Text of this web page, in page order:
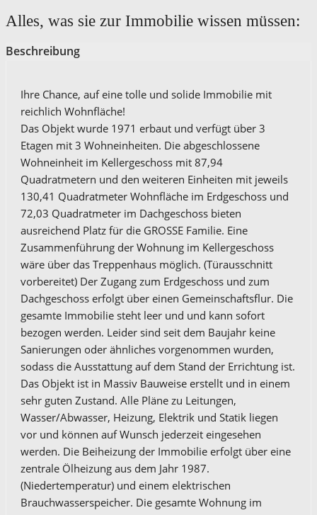
Alles, was sie zur Immobilie wissen müssen:
Beschreibung
Ihre Chance, auf eine tolle und solide Immobilie mit
reichlich Wohnfläche!
Das Objekt wurde 1971 erbaut und verfügt über 3
Etagen mit 3 Wohneinheiten. Die abgeschlossene
Wohneinheit im Kellergeschoss mit 87,94
Quadratmetern und den weiteren Einheiten mit jeweils
130,41 Quadratmeter Wohnfläche im Erdgeschoss und
72,03 Quadratmeter im Dachgeschoss bieten
ausreichend Platz für die GROSSE Familie. Eine
Zusammenführung der Wohnung im Kellergeschoss
wäre über das Treppenhaus möglich. (Türausschnitt
vorbereitet) Der Zugang zum Erdgeschoss und zum
Dachgeschoss erfolgt über einen Gemeinschaftsflur. Die
gesamte Immobilie steht leer und und kann sofort
bezogen werden. Leider sind seit dem Baujahr keine
Sanierungen oder ähnliches vorgenommen wurden,
sodass die Ausstattung auf dem Stand der Errichtung ist.
Das Objekt ist in Massiv Bauweise erstellt und in einem
sehr guten Zustand. Alle Pläne zu Leitungen,
Wasser/Abwasser, Heizung, Elektrik und Statik liegen
vor und können auf Wunsch jederzeit eingesehen
werden. Die Beiheizung der Immobilie erfolgt über eine
zentrale Ölheizung aus dem Jahr 1987.
(Niedertemperatur) und einem elektrischen
Brauchwasserspeicher. Die gesamte Wohnung im